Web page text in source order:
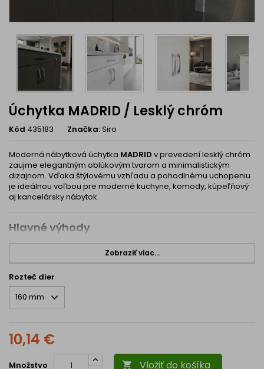
Úchytka MADRID / Lesklý chróm
Kód 435183 Značka:Siro
Moderná nábytková úchytka MADRID v prevedení lesklý chróm
zaujme elegantným oblúkovým tvarom a minimalistickým
dizajnom. Vďaka štýlovému vzhľadu a pohodlnému uchopeniu
je ideálnou voľbou pre moderné kuchyne, komody, kúpeľňový
aj kancelársky nábytok.
Hlavné výhody
✨ Elegantný moderný dizajn – vhodný do moderných aj
minimalistických interiérov
pohodlné používanie
🛡 Odolná povrchová úprava – vysoká odolnosť voči
opotrebeniu a poškriabaniu
🏠 Univerzálne použitie – vhodná na dvierka aj zásuvky
💎 Lesklý chrómový povrch – luxusný a nadčasový vzhľad
🔩 Jednoduchá montáž – upevnenie pomocou skrutiek M4
Zobraziť viac...
Rozteč dier
10,14 €
Množstvo  Vložiť do košíka